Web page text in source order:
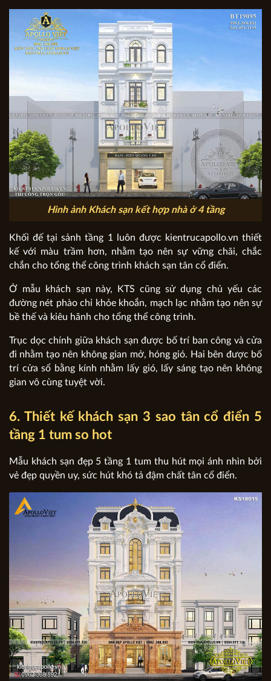
Hình ảnh Khách sạn kết hợp nhà ở 4 tầng
Khối đế tại sảnh tầng 1 luôn được kientrucapollo.vn thiết
kế với màu trầm hơn, nhằm tạo nên sự vững chãi, chắc
chắn cho tổng thể công trình khách sạn tân cổ điển.
Ở mẫu khách sạn này, KTS cũng sử dụng chủ yếu các
đường nét phào chỉ khỏe khoắn, mạch lạc nhằm tạo nên sự
bề thế và kiêu hãnh cho tổng thể công trình.
Trục dọc chính giữa khách sạn được bố trí ban công và cửa
đi nhằm tạo nên không gian mở, hóng gió. Hai bên được bố
trí cửa sổ bằng kính nhằm lấy gió, lấy sáng tạo nên không
gian vô cùng tuyệt vời.
6. Thiết kế khách sạn 3 sao tân cổ điển 5
tầng 1 tum so hot
Mẫu khách sạn đẹp 5 tầng 1 tum thu hút mọi ánh nhìn bởi
vẻ đẹp quyền uy, sức hút khó tả đậm chất tân cổ điển.